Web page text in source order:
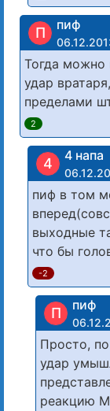
П пиф
Тогда можно
удар
пределами
2
4 4 напа
пиф в том
выходные
что бы
-2
П пиф
Просто,
удар
реакцию